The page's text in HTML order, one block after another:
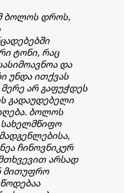
ბოლოს დროს,
ტონი, რაც
და
უნდა ითქვას
არ გაფუჭდეს
გადაუდებელი
ბოლოს
სახელმწიფო
ჩინოვნიკურ
არსად
მითუფრო